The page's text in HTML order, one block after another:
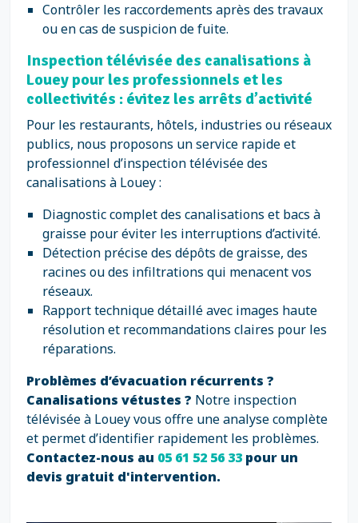
Contrôler les raccordements après des travaux
ou en cas de suspicion de fuite.
Inspection télévisée des canalisations à
Louey pour les professionnels et les
collectivités : évitez les arrêts d’activité
Pour les restaurants, hôtels, industries ou réseaux
publics, nous proposons un service rapide et
professionnel d’inspection télévisée des
canalisations à Louey :
Diagnostic complet des canalisations et bacs à
graisse pour éviter les interruptions d’activité.
Détection précise des dépôts de graisse, des
racines ou des infiltrations qui menacent vos
réseaux.
Rapport technique détaillé avec images haute
résolution et recommandations claires pour les
réparations.
Problèmes d’évacuation récurrents ?
Canalisations vétustes ? Notre inspection
télévisée à Louey vous offre une analyse complète
et permet d’identifier rapidement les problèmes.
Contactez-nous au 05 61 52 56 33 pour un
devis gratuit d'intervention.